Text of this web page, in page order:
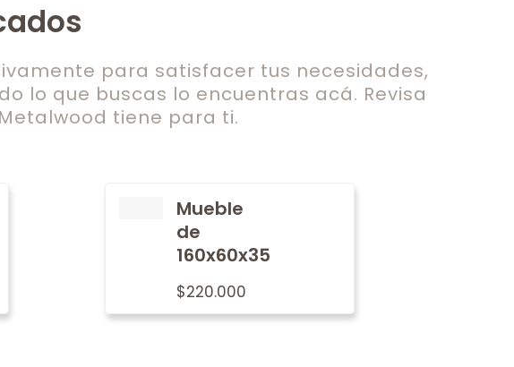
para satisfacer tus necesidades,
lo que buscas lo encuentras acá. Revisa
tiene para ti.
Mueble
de
160x60x35
$220.000